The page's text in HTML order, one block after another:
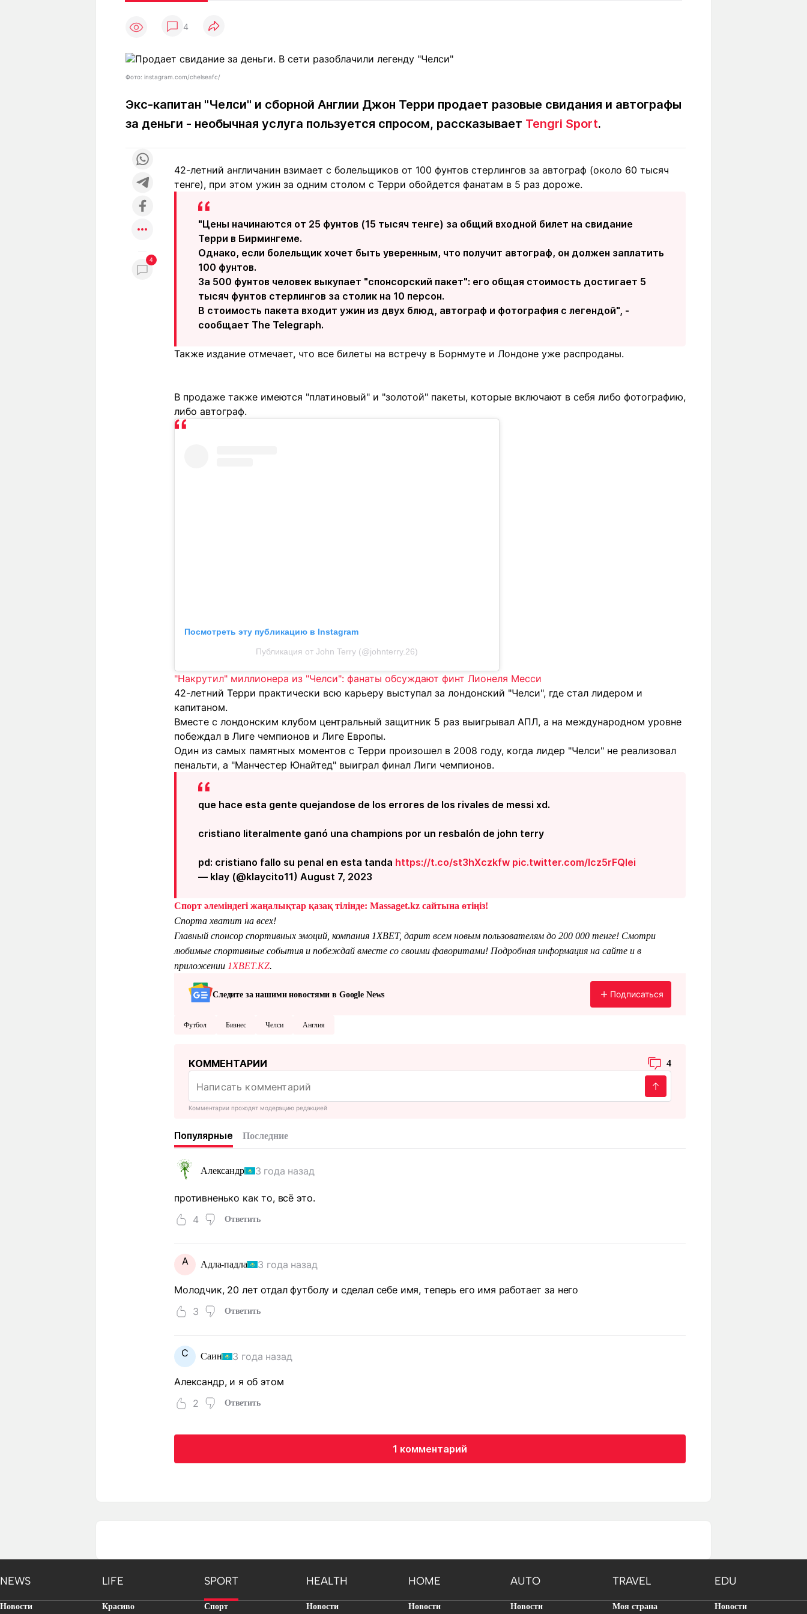
Погода
Рейтинги
Полезно
Гороскопы
Рецепты
чемпионов
+7 (777) 001 44 99
Реклама
4
Фото: instagram.com/chelseafc/
Экс-капитан "Челси" и сборной Англии Джон Терри продает разовые свидания и автографы
за деньги - необычная услуга пользуется спросом, рассказывает Tengri Sport.
4
42-летний англичанин взимает с болельщиков от 100 фунтов стерлингов за автограф (около 60 тысяч
тенге), при этом ужин за одним столом с Терри обойдется фанатам в 5 раз дороже.
"Цены начинаются от 25 фунтов (15 тысяч тенге) за общий входной билет на свидание
Терри в Бирмингеме.
Однако, если болельщик хочет быть уверенным, что получит автограф, он должен заплатить
100 фунтов.
За 500 фунтов человек выкупает "спонсорский пакет": его общая стоимость достигает 5
тысяч фунтов стерлингов за столик на 10 персон.
В стоимость пакета входит ужин из двух блюд, автограф и фотография с легендой", -
сообщает The Telegraph.
Также издание отмечает, что все билеты на встречу в Борнмуте и Лондоне уже распроданы.
В продаже также имеются "платиновый" и "золотой" пакеты, которые включают в себя либо фотографию,
либо автограф.
Посмотреть эту публикацию в Instagram
Публикация от John Terry (@johnterry.26)
"Накрутил" миллионера из "Челси": фанаты обсуждают финт Лионеля Месси
42-летний Терри практически всю карьеру выступал за лондонский "Челси", где стал лидером и
капитаном.
Вместе с лондонским клубом центральный защитник 5 раз выигрывал АПЛ, а на международном уровне
побеждал в Лиге чемпионов и Лиге Европы.
Один из самых памятных моментов с Терри произошел в 2008 году, когда лидер "Челси" не реализовал
пенальти, а "Манчестер Юнайтед" выиграл финал Лиги чемпионов.
que hace esta gente quejandose de los errores de los rivales de messi xd.
cristiano literalmente ganó una champions por un resbalón de john terry
pd: cristiano fallo su penal en esta tanda https://t.co/st3hXczkfw pic.twitter.com/lcz5rFQlei
— klay (@klaycito11) August 7, 2023
Спорт әлеміндегі жаңалықтар қазақ тілінде: Massaget.kz сайтына өтіңіз!
Спорта хватит на всех!
Главный спонсор спортивных эмоций, компания 1XBET, дарит всем новым пользователям до 200 000 тенге! Смотри
любимые спортивные события и побеждай вместе со своими фаворитами! Подробная информация на сайте и в
приложении 1XBET.KZ.
Следите за нашими новостями в Google News Подписаться
Футбол Бизнес Челси Англия
КОММЕНТАРИИ 4
Комментарии проходят модерацию редакцией
Популярные Последние
Александр 3 года назад
противненько как то, всё это.
4
Ответить
А Адла-падла 3 года назад
Молодчик, 20 лет отдал футболу и сделал себе имя, теперь его имя работает за него
3
Ответить
С Саин 3 года назад
Александр, и я об этом
2
Ответить
1 комментарий
NEWS LIFE SPORT HEALTH HOME AUTO TRAVEL EDU
Новости Красиво Спорт Новости Новости Новости Моя страна Новости